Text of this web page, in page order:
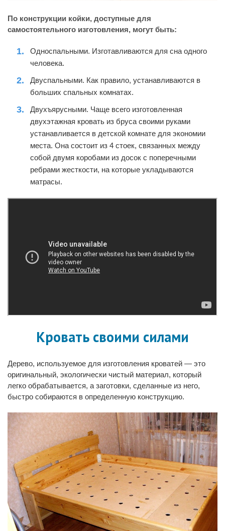
По конструкции койки, доступные для
самостоятельного изготовления, могут быть:
Односпальными. Изготавливаются для сна одного
человека.
Двуспальными. Как правило, устанавливаются в
больших спальных комнатах.
Двухъярусными. Чаще всего изготовленная
двухэтажная кровать из бруса своими руками
устанавливается в детской комнате для экономии
места. Она состоит из 4 стоек, связанных между
собой двумя коробами из досок с поперечными
ребрами жесткости, на которые укладываются
матрасы.
Кровать своими силами
Дерево, используемое для изготовления кроватей — это
оригинальный, экологически чистый материал, который
легко обрабатывается, а заготовки, сделанные из него,
быстро собираются в определенную конструкцию.